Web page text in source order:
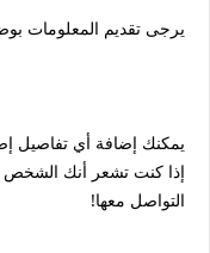
يرجى تقديم المعلومات
يمكنك إضافة أي تفاصيل
إذا كنت تشعر أنك الشخص
التواصل معها!